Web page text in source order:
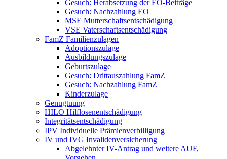
Gesuch: Herabsetzung der EO-Beiträge
Gesuch: Nachzahlung EO
MSE Mutterschaftsentschädigung
VSE Vaterschaftsentschädigung
FamZ Familienzulagen
Adoptionszulage
Ausbildungszulage
Geburtszulage
Gesuch: Drittauszahlung FamZ
Gesuch: Nachzahlung FamZ
Kinderzulage
Genugtuung
HILO Hilflosenentschädigung
Integritätsentschädigung
IPV Individuelle Prämienverbilligung
IV und IVG Invalidenversicherung
Abgelehnter IV-Antrag und weitere AUF,